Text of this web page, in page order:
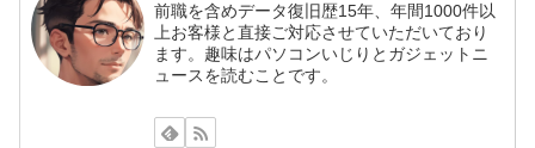
前職を含めデータ復旧歴15年、年間1000件以
上お客様と直接ご対応させていただいており
ます。趣味はパソコンいじりとガジェットニ
ュースを読むことです。